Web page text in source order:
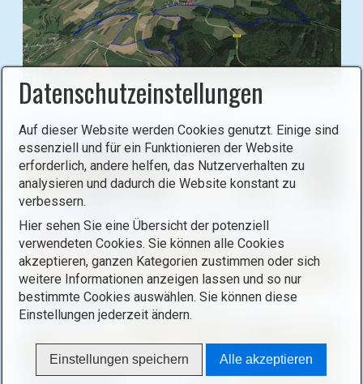
B
l
d
i
n
i
g
h
t
x
ö
Datenschutzeinstellungen
Auf dieser Website werden Cookies genutzt. Einige sind
essenziell und für ein Funktionieren der Website
erforderlich, andere helfen, das Nutzerverhalten zu
analysieren und dadurch die Website konstant zu
verbessern.
Hier sehen Sie eine Übersicht der potenziell
verwendeten Cookies. Sie können alle Cookies
akzeptieren, ganzen Kategorien zustimmen oder sich
weitere Informationen anzeigen lassen und so nur
bestimmte Cookies auswählen. Sie können diese
Einstellungen jederzeit ändern.
Einstellungen speichern Alle akzeptieren